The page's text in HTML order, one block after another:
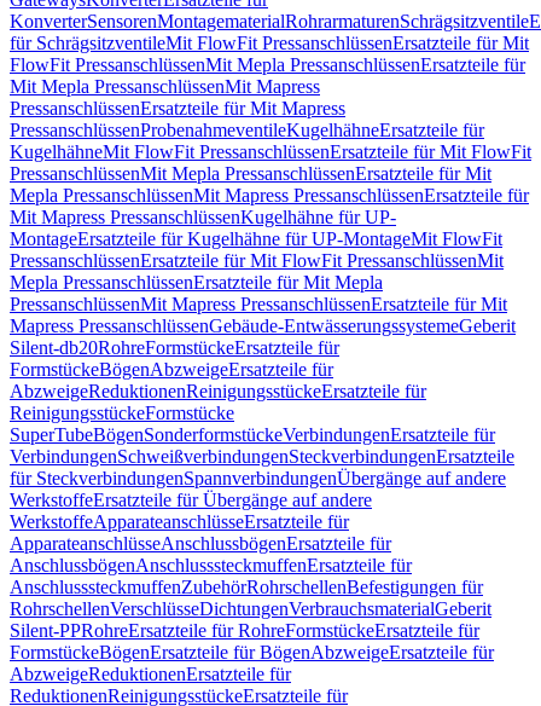
KonverterSensorenMontagematerialRohrarmaturenSchrägsitzventile
für SchrägsitzventileMit FlowFit PressanschlüssenErsatzteile für Mit
FlowFit PressanschlüssenMit Mepla PressanschlüssenErsatzteile für
Mit Mepla PressanschlüssenMit Mapress
PressanschlüssenErsatzteile für Mit Mapress
PressanschlüssenProbenahmeventileKugelhähneErsatzteile für
KugelhähneMit FlowFit PressanschlüssenErsatzteile für Mit FlowFit
PressanschlüssenMit Mepla PressanschlüssenErsatzteile für Mit
Mepla PressanschlüssenMit Mapress PressanschlüssenErsatzteile für
Mit Mapress PressanschlüssenKugelhähne für UP-
MontageErsatzteile für Kugelhähne für UP-MontageMit FlowFit
PressanschlüssenErsatzteile für Mit FlowFit PressanschlüssenMit
Mepla PressanschlüssenErsatzteile für Mit Mepla
PressanschlüssenMit Mapress PressanschlüssenErsatzteile für Mit
Mapress PressanschlüssenGebäude-EntwässerungssystemeGeberit
Silent-db20RohreFormstückeErsatzteile für
FormstückeBögenAbzweigeErsatzteile für
AbzweigeReduktionenReinigungsstückeErsatzteile für
ReinigungsstückeFormstücke
SuperTubeBögenSonderformstückeVerbindungenErsatzteile für
VerbindungenSchweißverbindungenSteckverbindungenErsatzteile
für SteckverbindungenSpannverbindungenÜbergänge auf andere
WerkstoffeErsatzteile für Übergänge auf andere
WerkstoffeApparateanschlüsseErsatzteile für
ApparateanschlüsseAnschlussbögenErsatzteile für
AnschlussbögenAnschlusssteckmuffenErsatzteile für
AnschlusssteckmuffenZubehörRohrschellenBefestigungen für
RohrschellenVerschlüsseDichtungenVerbrauchsmaterialGeberit
Silent-PPRohreErsatzteile für RohreFormstückeErsatzteile für
FormstückeBögenErsatzteile für BögenAbzweigeErsatzteile für
AbzweigeReduktionenErsatzteile für
ReduktionenReinigungsstückeErsatzteile für